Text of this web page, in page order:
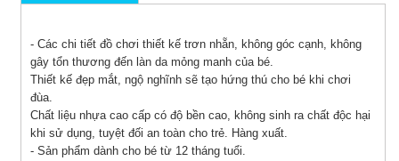
- Các chi tiết đồ chơi thiết kế trơn nhẵn, không góc cạnh, không
gây tổn thương đến làn da mỏng manh của bé.
Thiết kế đẹp mắt, ngộ nghĩnh sẽ tạo hứng thú cho bé khi chơi
đùa.
Chất liệu nhựa cao cấp có độ bền cao, không sinh ra chất độc hại
khi sử dụng, tuyệt đối an toàn cho trẻ. Hàng xuất.
- Sản phẩm dành cho bé từ 12 tháng tuổi.